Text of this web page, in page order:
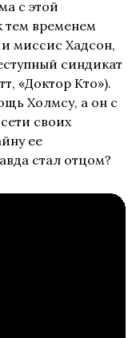
с этой
временем
и миссис Хадсон,
синдикат
«Доктор Кто»).
Холмсу, а он с
своих
ее
стал отцом?